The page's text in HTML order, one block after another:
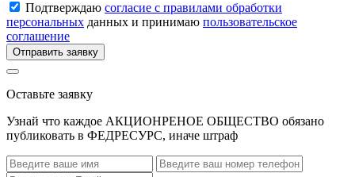
Подтверждаю согласие с правилами обработки
персональных данных и принимаю пользовательское
соглашение
Отправить заявку
Оставьте заявку
Узнай что каждое АКЦИОНРЕНОЕ ОБЩЕСТВО обязано
публиковать в ФЕДРЕСУРС, иначе штраф